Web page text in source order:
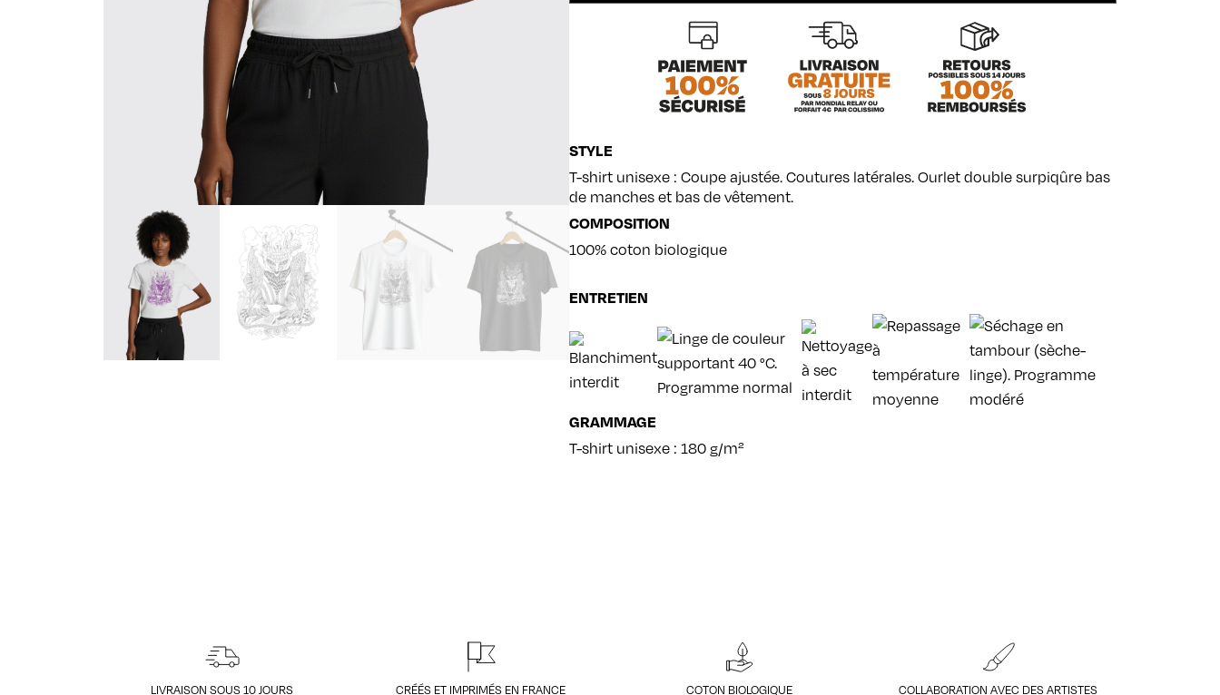
STYLE
T-shirt unisexe : Coupe ajustée. Coutures latérales. Ourlet double surpiqûre bas
de manches et bas de vêtement.
COMPOSITION
100% coton biologique
ENTRETIEN
GRAMMAGE
T-shirt unisexe : 180 g/m²
LIVRAISON SOUS 10 JOURS CRÉÉS ET IMPRIMÉS EN FRANCE COTON BIOLOGIQUE COLLABORATION AVEC DES ARTISTES